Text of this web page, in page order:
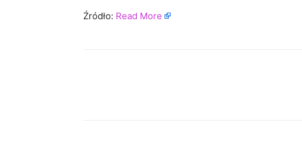
Źródło: Read More